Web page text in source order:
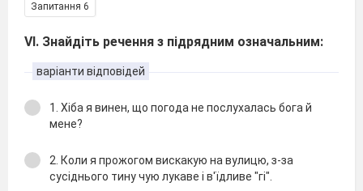
Запитання 6
VІ. Знайдіть речення з підрядним означальним:
варіанти відповідей
1. Хiба я винен, що погода не послухалась бога й
мене?
2. Коли я прожогом вискакую на вулицю, з-за
сусiднього тину чую лукаве i в'їдливе "гi".